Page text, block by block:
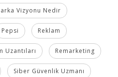
Vizyonu Nedir
Pepsi Reklam
Uzantıları Remarketing
Siber Güvenlik Uzmanı